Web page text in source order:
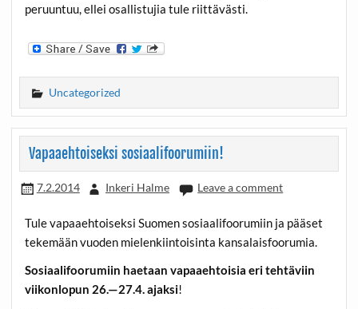
peruuntuu, ellei osallistujia tule riittävästi.
Uncategorized
Vapaaehtoiseksi sosiaalifoorumiin!
7.2.2014 Inkeri Halme Leave a comment
Tule vapaaehtoiseksi Suomen sosiaalifoorumiin ja pääset
tekemään vuoden mielenkiintoisinta kansalaisfoorumia.
Sosiaalifoorumiin haetaan vapaaehtoisia eri tehtäviin
viikonlopun 26.—­27.4. ajaksi!